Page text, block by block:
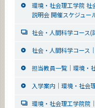
環境・社会理工学院 社
説明会 開催スケジュー
社会・人間科学コース(
社会・人間科学コース
担当教員一覧｜環境・
入学案内｜環境・社会
環境・社会理工学院院